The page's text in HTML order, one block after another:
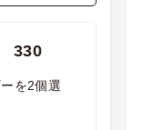
330
を2個選